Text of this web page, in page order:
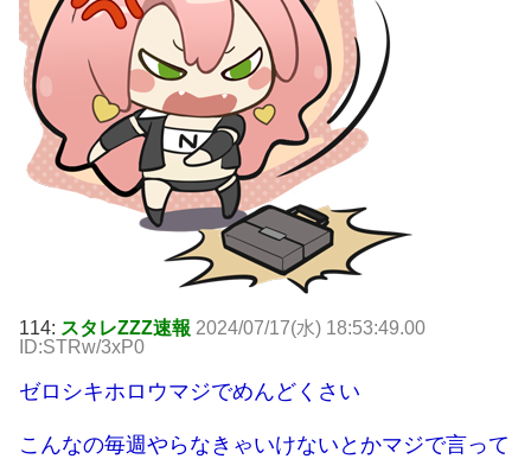
114: スタレZZZ速報 2024/07/17(水) 18:53:49.00
ID:STRw/3xP0
ゼロシキホロウマジでめんどくさい
こんなの毎週やらなきゃいけないとかマジで言って